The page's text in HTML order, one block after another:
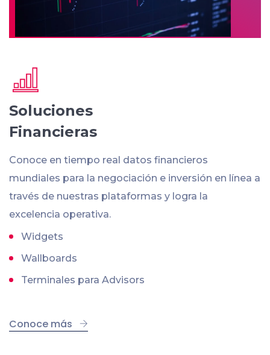
Soluciones
Financieras
Conoce en tiempo real datos financieros
mundiales para la negociación e inversión en línea a
través de nuestras plataformas y logra la
excelencia operativa.
Widgets
Wallboards
Terminales para Advisors
Conoce más